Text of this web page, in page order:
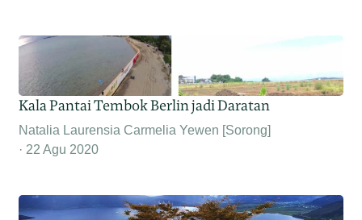
Kala Pantai Tembok Berlin jadi Daratan
Natalia Laurensia Carmelia Yewen [Sorong]
22 Agu 2020